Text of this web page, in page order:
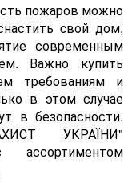
пожаров можно
cвой дом,
современным
Важно купить
требованиям и
в этом случае
в безопасности.
УКРАЇНИ"
ассортиментом